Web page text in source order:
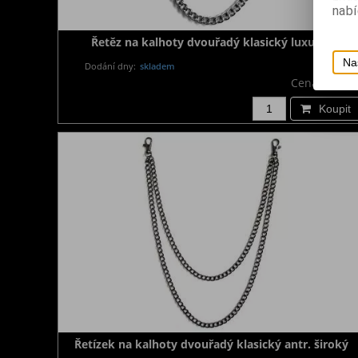
Řetěz na kalhoty dvouřadý klasický luxusní
Dodání dny: skladem
Cena:
Koupit
Řetízek na kalhoty dvouřadý klasický antr. široký